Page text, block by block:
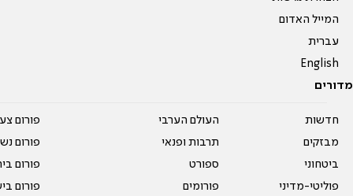
המייל האדום
עברית
English
מדורים
חדשות
מבזקים
ביטחוני
פוליטי-מדיני
העולם הערבי
תרבות ופנאי
ספורט
פורומים
פורום
פורום
פורום
פורום